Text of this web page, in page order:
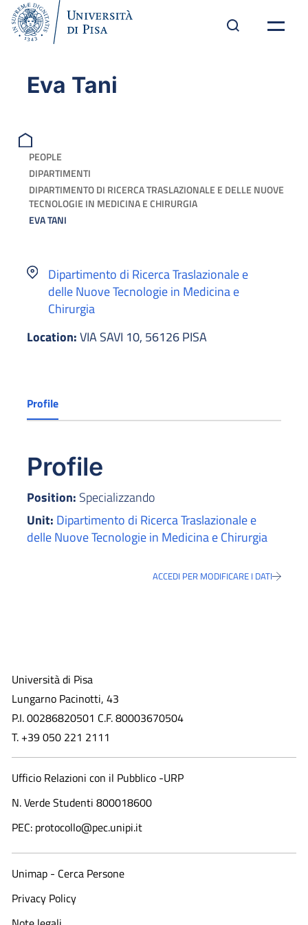
Eva Tani
PEOPLE
DIPARTIMENTI
DIPARTIMENTO DI RICERCA TRASLAZIONALE E DELLE NUOVE
TECNOLOGIE IN MEDICINA E CHIRURGIA
EVA TANI
Dipartimento di Ricerca Traslazionale e
delle Nuove Tecnologie in Medicina e
Chirurgia
Location:VIA SAVI 10, 56126 PISA
Profile
Profile
Position: Specializzando
Unit: Dipartimento di Ricerca Traslazionale e
delle Nuove Tecnologie in Medicina e Chirurgia
ACCEDI PER MODIFICARE I DATI
Università di Pisa
Lungarno Pacinotti, 43
P.I. 00286820501 C.F. 80003670504
T. +39 050 221 2111
Ufficio Relazioni con il Pubblico -URP
N. Verde Studenti 800018600​
PEC: protocollo@pec.unipi.it
Unimap - Cerca Persone
Privacy Policy